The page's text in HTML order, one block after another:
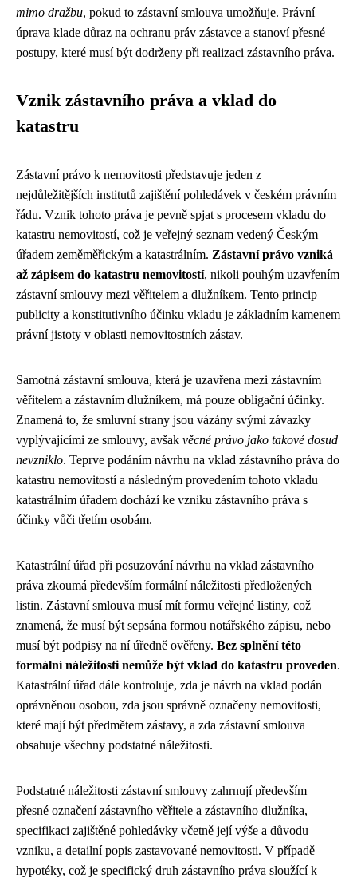
mimo dražbu, pokud to zástavní smlouva umožňuje. Právní
úprava klade důraz na ochranu práv zástavce a stanoví přesné
postupy, které musí být dodrženy při realizaci zástavního práva.
Vznik zástavního práva a vklad do
katastru
Zástavní právo k nemovitosti představuje jeden z
nejdůležitějších institutů zajištění pohledávek v českém právním
řádu. Vznik tohoto práva je pevně spjat s procesem vkladu do
katastru nemovitostí, což je veřejný seznam vedený Českým
úřadem zeměměřickým a katastrálním. Zástavní právo vzniká
až zápisem do katastru nemovitostí, nikoli pouhým uzavřením
zástavní smlouvy mezi věřitelem a dlužníkem. Tento princip
publicity a konstitutivního účinku vkladu je základním kamenem
právní jistoty v oblasti nemovitostních zástav.
Samotná zástavní smlouva, která je uzavřena mezi zástavním
věřitelem a zástavním dlužníkem, má pouze obligační účinky.
Znamená to, že smluvní strany jsou vázány svými závazky
vyplývajícími ze smlouvy, avšak věcné právo jako takové dosud
nevzniklo. Teprve podáním návrhu na vklad zástavního práva do
katastru nemovitostí a následným provedením tohoto vkladu
katastrálním úřadem dochází ke vzniku zástavního práva s
účinky vůči třetím osobám.
Katastrální úřad při posuzování návrhu na vklad zástavního
práva zkoumá především formální náležitosti předložených
listin. Zástavní smlouva musí mít formu veřejné listiny, což
znamená, že musí být sepsána formou notářského zápisu, nebo
musí být podpisy na ní úředně ověřeny. Bez splnění této
formální náležitosti nemůže být vklad do katastru proveden.
Katastrální úřad dále kontroluje, zda je návrh na vklad podán
oprávněnou osobou, zda jsou správně označeny nemovitosti,
které mají být předmětem zástavy, a zda zástavní smlouva
obsahuje všechny podstatné náležitosti.
Podstatné náležitosti zástavní smlouvy zahrnují především
přesné označení zástavního věřitele a zástavního dlužníka,
specifikaci zajištěné pohledávky včetně její výše a důvodu
vzniku, a detailní popis zastavované nemovitosti. V případě
hypotéky, což je specifický druh zástavního práva sloužící k